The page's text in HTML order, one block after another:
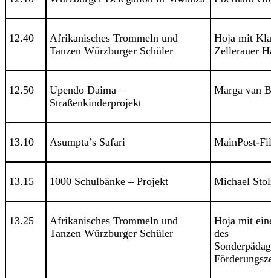
12.40
Afrikanisches Trommeln und
Tanzen Würzburger Schüler
Hoja mit
Zellerauer
12.50
Upendo Daima –
Straßenkinderprojekt
Marga van
13.10 Asumpta’s Safari MainPost-
13.15 1000 Schulbänke – Projekt Michael
13.25
Afrikanisches Trommeln und
Tanzen Würzburger Schüler
Hoja mit
des